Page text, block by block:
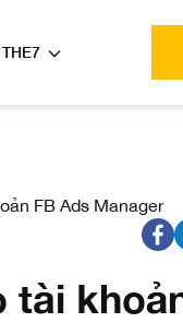
FB Ads Manager
tài